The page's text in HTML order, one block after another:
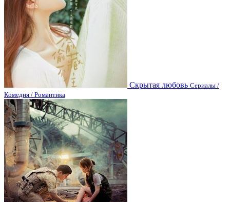
Скрытая любовь Сериалы /
Комедия / Романтика